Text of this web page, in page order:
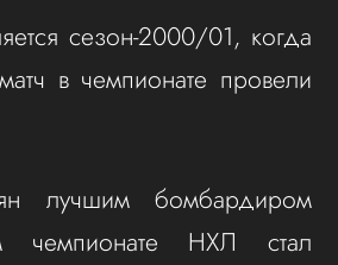
сезон-2000/01, когда
в чемпионате провели
лучшим бомбардиром
чемпионате НХЛ стал